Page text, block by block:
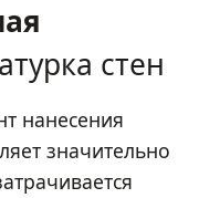
стен
нанесения
значительно